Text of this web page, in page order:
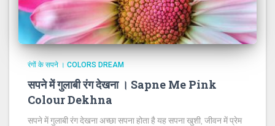
रंगों के सपने । COLORS DREAM
सपने में गुलाबी रंग देखना । Sapne Me Pink
Colour Dekhna
सपने में गुलाबी रंग देखना अच्छा सपना होता है यह सपना खुशी, जीवन में प्रेम